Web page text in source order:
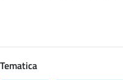
Tematica